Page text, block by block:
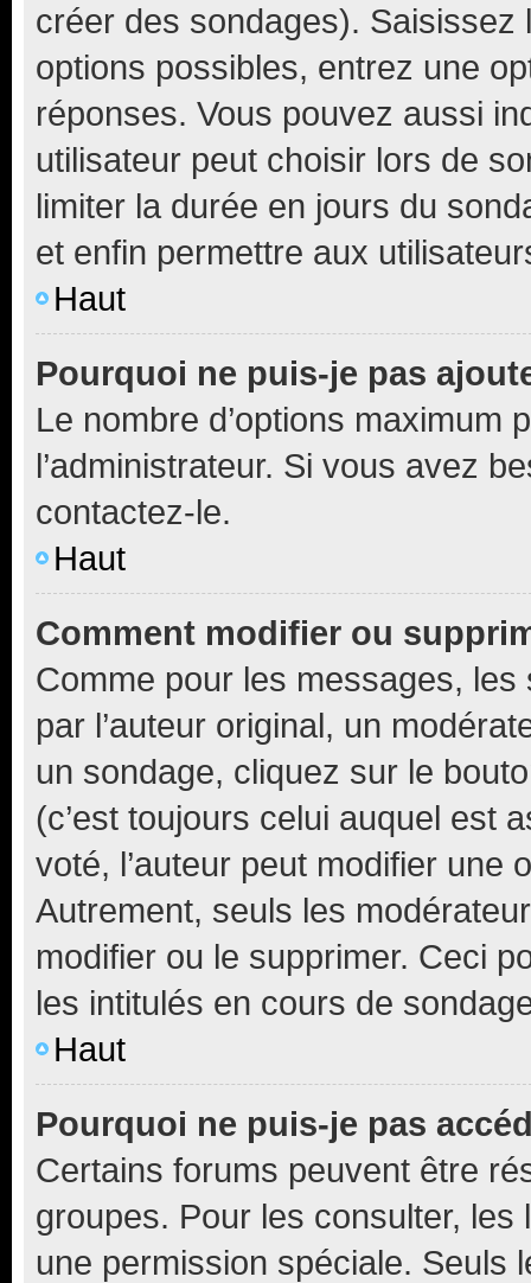
créer des sondages).
options possibles, entrez une
réponses. Vous pouvez aussi
utilisateur peut choisir lors de
limiter la durée en jours du
et enfin permettre aux
Haut
Pourquoi ne puis-je pas
Le nombre d’options maximum
l’administrateur. Si vous avez
contactez-le.
Haut
Comment modifier ou
Comme pour les messages,
par l’auteur original, un
un sondage, cliquez sur le
(c’est toujours celui auquel est
voté, l’auteur peut modifier une
Autrement, seuls les
modifier ou le supprimer. Ceci
les intitulés en cours de
Haut
Pourquoi ne puis-je pas
Certains forums peuvent être
groupes. Pour les consulter,
une permission spéciale. Seuls